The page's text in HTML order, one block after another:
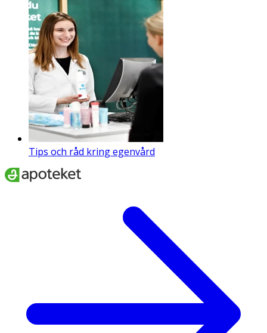
Tips och råd kring egenvård